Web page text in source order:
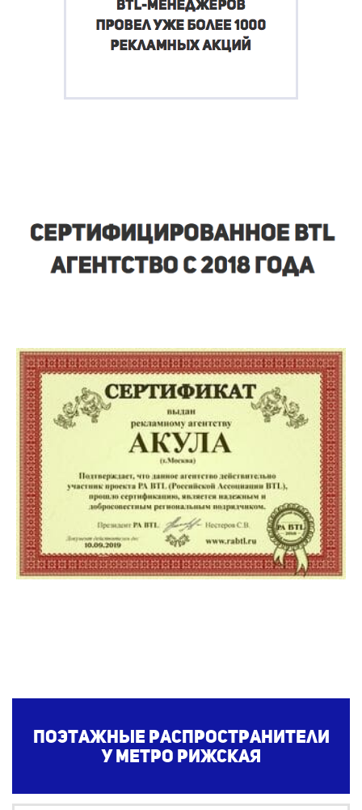
Поэтажные распространители
у метро Рижская